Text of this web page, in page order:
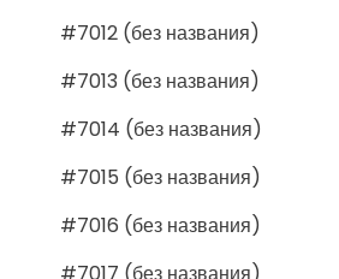
#7012 (без названия)
#7013 (без названия)
#7014 (без названия)
#7015 (без названия)
#7016 (без названия)
#7017 (без названия)